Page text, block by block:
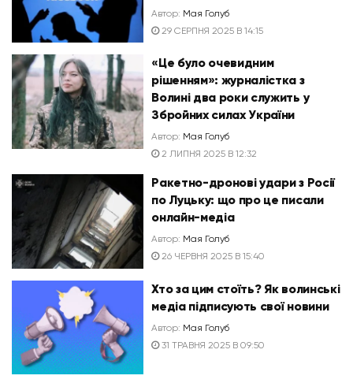
Автор: Мая Голуб
29 СЕРПНЯ 2025 В 14:15
«Це було очевидним
рішенням»: журналістка з
Волині два роки служить у
Збройних силах України
Автор: Мая Голуб
2 ЛИПНЯ 2025 В 12:32
Ракетно-дронові удари з Росії
по Луцьку: що про це писали
онлайн-медіа
Автор: Мая Голуб
26 ЧЕРВНЯ 2025 В 15:40
Хто за цим стоїть? Як волинські
медіа підписують свої новини
Автор: Мая Голуб
31 ТРАВНЯ 2025 В 09:50